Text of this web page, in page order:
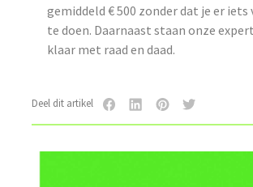
gemiddeld € 500 zonder dat je er iets
te doen. Daarnaast staan onze
klaar met raad en daad.
Deel dit artikel